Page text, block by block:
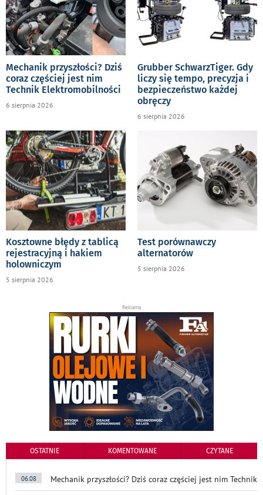
Mechanik przyszłości? Dziś
coraz częściej jest nim
Technik Elektromobilności
6 sierpnia 2026
Grubber SchwarzTiger. Gdy
liczy się tempo, precyzja i
bezpieczeństwo każdej
obręczy
6 sierpnia 2026
Kosztowne błędy z tablicą
rejestracyjną i hakiem
holowniczym
5 sierpnia 2026
Test porównawczy
alternatorów
5 sierpnia 2026
Reklama
OSTATNIE KOMENTOWANE CZYTANE
06.08 Mechanik przyszłości? Dziś coraz częściej jest nim Technik